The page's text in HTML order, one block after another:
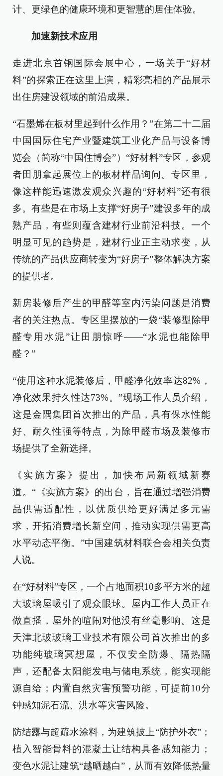
计、更绿色的健康环境和更智慧的居住体验。
加速新技术应用
走进北京首钢国际会展中心，一场关于“好材
料”的探索正在这里上演，精彩亮相的产品展示
出住房建设领域的前沿成果。
“石墨烯在板材里起到什么作用？”在第二十二届
中国国际住宅产业暨建筑工业化产品与设备博
览会（简称“中国住博会”）“好材料”专区，参观
者田朋拿起展位上的板材样品询问。专区里，
像这样能迅速激发观众兴趣的“好材料”还有很
多。有些是在市场上支撑“好房子”建设多年的成
熟产品，有些则蕴含建材行业前沿科技。一个
明显可见的趋势是，建材行业正主动求变，从
传统的产品供应商转变为“好房子”整体解决方案
的提供者。
新房装修后产生的甲醛等室内污染问题是消费
者的关注热点。专区里摆放的一袋“装修型除甲
醛专用水泥”让田朋惊呼——“水泥也能除甲
醛？”
“使用这种水泥装修后，甲醛净化效率达82%，
净化效果持久性达73%。”现场工作人员介绍，
这是金隅集团首次推出的产品，具有保水性能
好、耐久性强等特点，为除甲醛市场及装修市
场提供了全新选择。
《实施方案》提出，加快布局新领域新赛
道。“《实施方案》的出台，旨在通过增强消费
品供需适配性，以优质供给更好满足多元需
求，开拓消费增长新空间，推动实现供需更高
水平动态平衡。”中国建筑材料联合会相关负责
人说。
在“好材料”专区，一个占地面积10多平方米的超
大玻璃屋吸引了观众眼球。屋内工作人员正在
做直播，屋外的喧闹对他没有丝毫影响。这是
天津北玻玻璃工业技术有限公司首次推出的多
功能纯玻璃冥想屋，不仅安全防爆、隔热隔
声，还配备太阳能发电与储电系统，能实现能
源自给；内置自然灾害预警功能，可提前10分
钟感知泥石流、洪水等灾害风险。
防结露与超疏水涂料，为建筑披上“防护外衣”；
植入智能骨料的混凝土让结构具备感知能力；
变色水泥让建筑“越晒越白”，从而有效降低热量